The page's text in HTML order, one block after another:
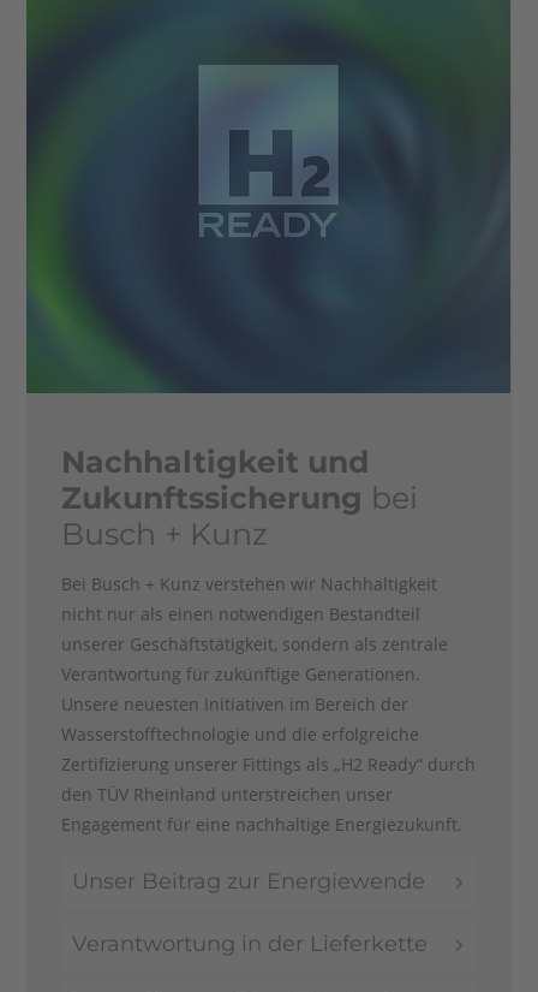
Nachhaltigkeit und
Zukunftssicherung bei
Busch + Kunz
Bei Busch + Kunz verstehen wir Nachhaltigkeit
nicht nur als einen notwendigen Bestandteil
unserer Geschäftstätigkeit, sondern als zentrale
Verantwortung für zukünftige Generationen.
Unsere neuesten Initiativen im Bereich der
Wasserstofftechnologie und die erfolgreiche
Zertifizierung unserer Fittings als „H2 Ready“ durch
den TÜV Rheinland unterstreichen unser
Engagement für eine nachhaltige Energiezukunft.
Unser Beitrag zur Energiewende
Verantwortung in der Lieferkette
Search